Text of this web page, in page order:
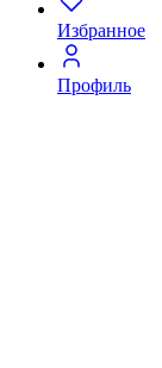
Избранное
Профиль